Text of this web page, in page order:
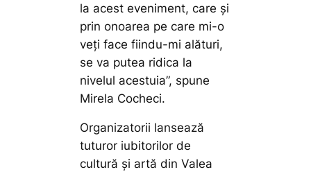
la acest eveniment, care și
prin onoarea pe care mi-o
veți face fiindu-mi alături,
se va putea ridica la
nivelul acestuia”, spune
Mirela Cocheci.
Organizatorii lansează
tuturor iubitorilor de
cultură și artă din Valea